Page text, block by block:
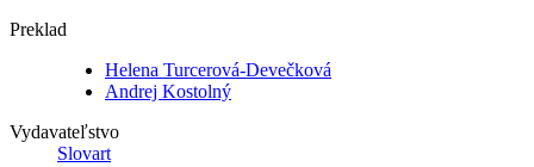
Preklad
Helena Turcerová-Devečková
Andrej Kostolný
Vydavateľstvo
Slovart